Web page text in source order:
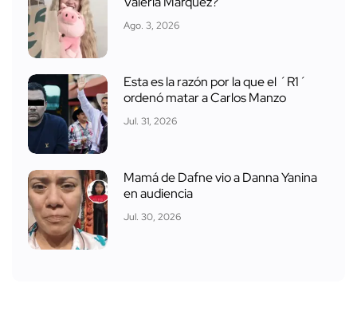
Ago. 3, 2026
Esta es la razón por la que el ´R1´
ordenó matar a Carlos Manzo
Jul. 31, 2026
Mamá de Dafne vio a Danna Yanina
en audiencia
Jul. 30, 2026